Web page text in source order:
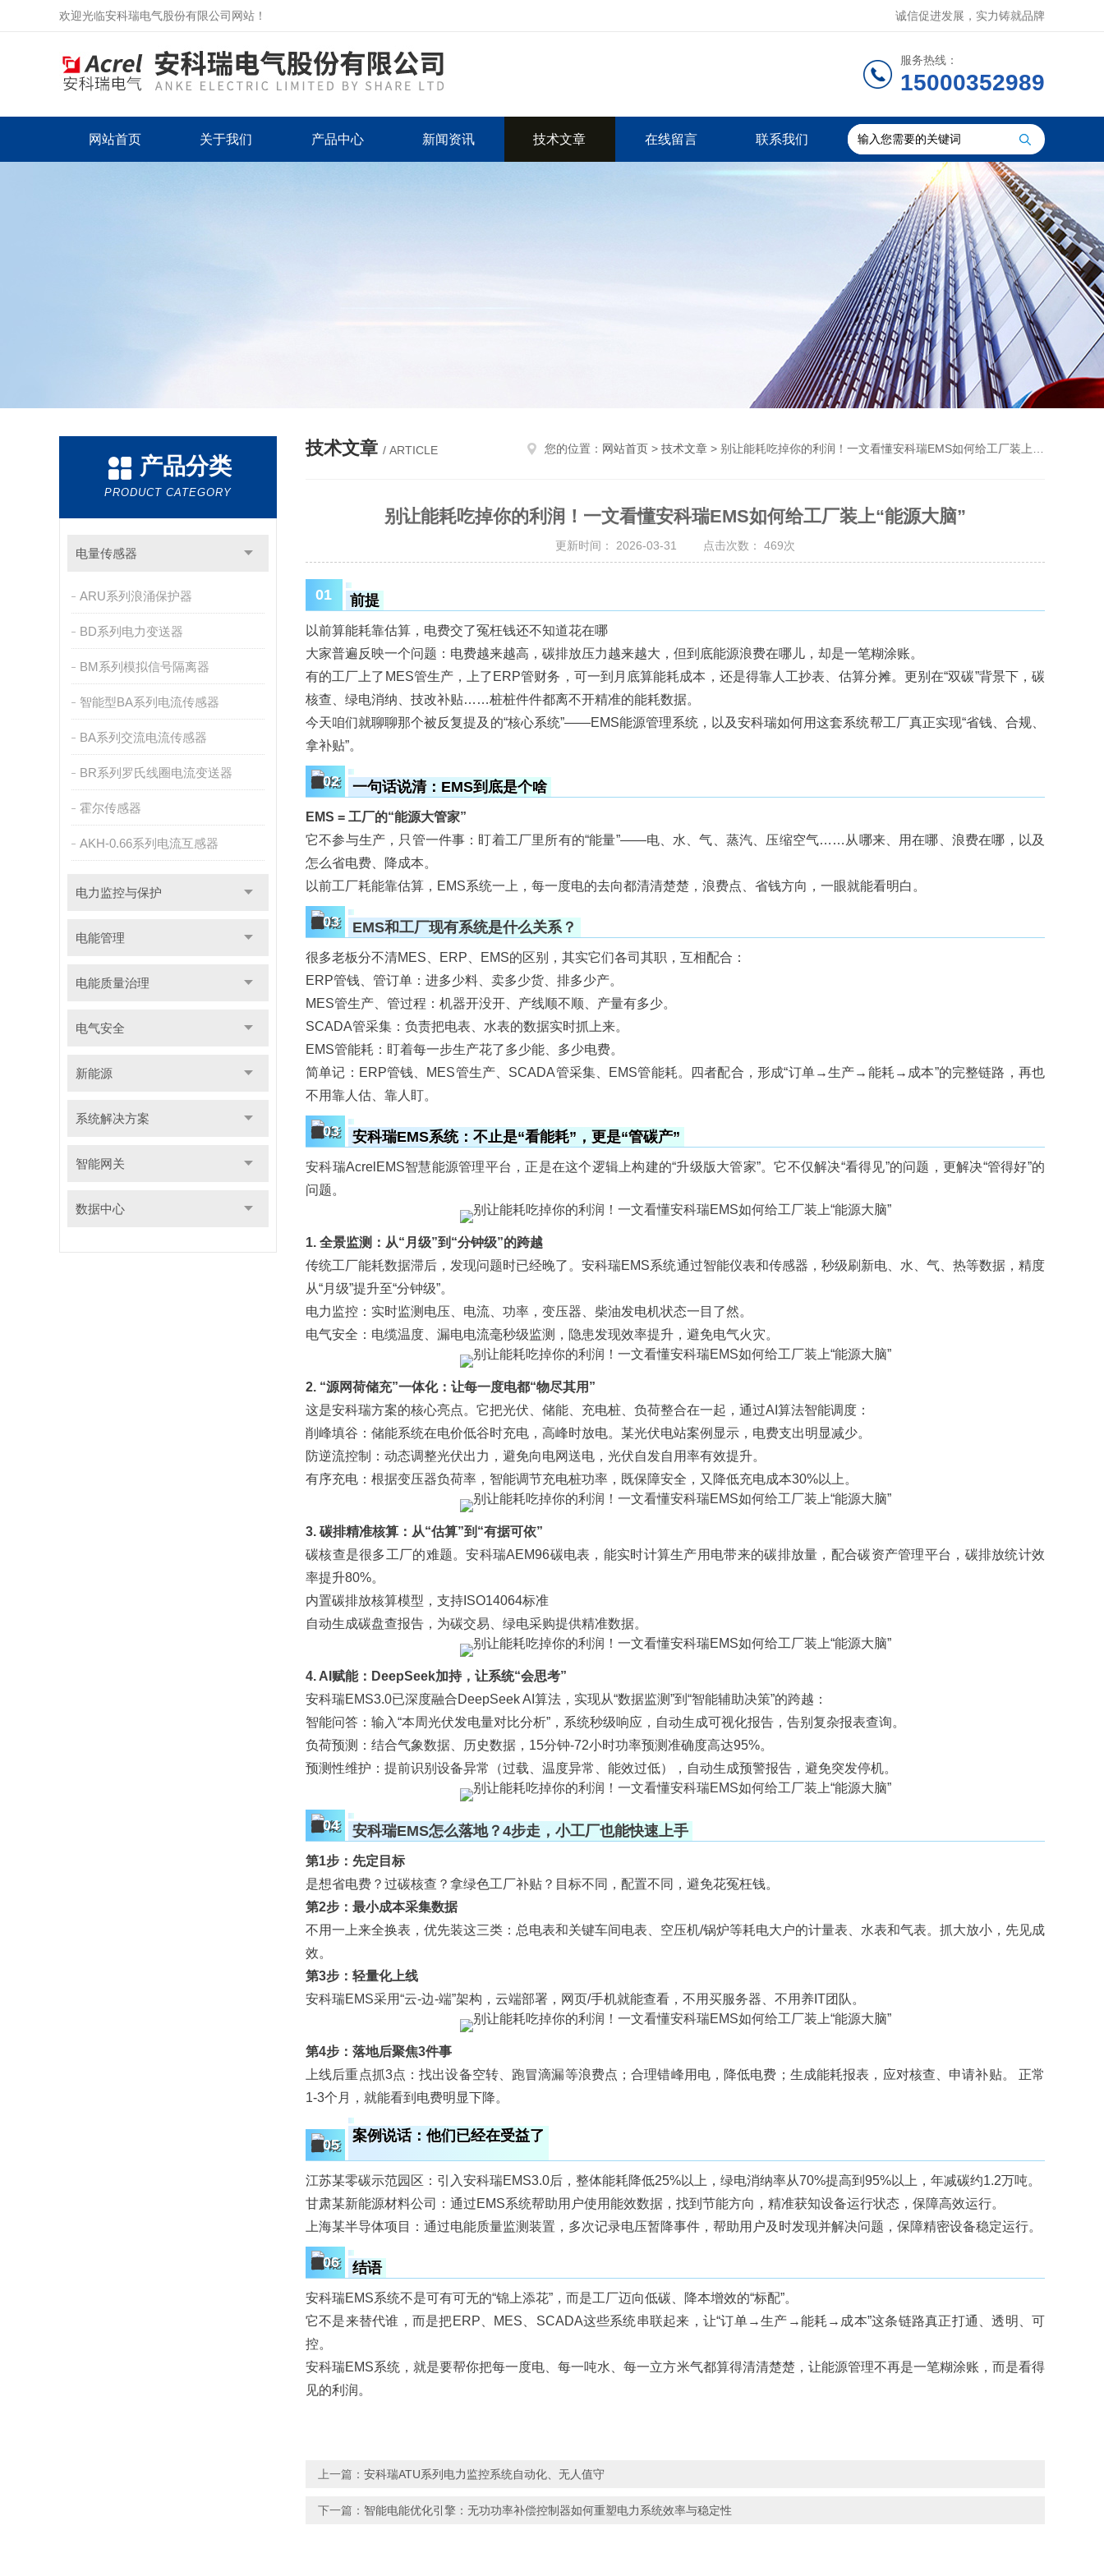
欢迎光临安科瑞电气股份有限公司网站！ 诚信促进发展，实力铸就品牌
服务热线：
15000352989
网站首页 关于我们 产品中心 新闻资讯 技术文章 在线留言 联系我们
产品分类
PRODUCT CATEGORY
电量传感器
ARU系列浪涌保护器
BD系列电力变送器
BM系列模拟信号隔离器
智能型BA系列电流传感器
BA系列交流电流传感器
BR系列罗氏线圈电流变送器
霍尔传感器
AKH-0.66系列电流互感器
电力监控与保护
电能管理
电能质量治理
电气安全
新能源
系统解决方案
智能网关
数据中心
技术文章 / ARTICLE 您的位置： 网站首页 > 技术文章 > 别让能耗吃掉你的利润！一文看懂安科瑞EMS如何给工厂装上“能源大脑”
别让能耗吃掉你的利润！一文看懂安科瑞EMS如何给工厂装上“能源大脑”
更新时间： 2026-03-31 点击次数： 469次
01 前提
以前算能耗靠估算，电费交了冤枉钱还不知道花在哪
大家普遍反映一个问题：电费越来越高，碳排放压力越来越大，但到底能源浪费在哪儿，却是一笔糊涂账。
有的工厂上了MES管生产，上了ERP管财务，可一到月底算能耗成本，还是得靠人工抄表、估算分摊。更别在“双碳”背景下， 碳
核查 、绿电消纳、技改补贴……桩桩件件都离不开精准的能耗数据。
今天咱们就聊聊那个被反复提及的“核心系统”——EMS能源管理系统，以及安科瑞如何用这套系统帮工厂真正实现“省钱、合规、
拿补贴”。
02 一句话说清：EMS到底是个啥
EMS = 工厂的“能源大管家”
它不参与生产，只管一件事：盯着工厂里所有的“能量”——电、水、气、蒸汽、压缩空气……从哪来、用在哪、浪费在哪，以及
怎么省电费、降成本。
以前工厂耗能靠估算，EMS系统一上，每一度电的去向都清清楚楚，浪费点、省钱方向，一眼就能看明白。
03 EMS和工厂现有系统是什么关系？
很多老板分不清MES、ERP、EMS的区别，其实它们各司其职，互相配合：
ERP管钱、管订单：进多少料、卖多少货、排多少产。
MES管生产、管过程：机器开没开、产线顺不顺、产量有多少。
SCADA管采集：负责把电表、水表的数据实时抓上来。
EMS管能耗：盯着每一步生产花了多少能、多少电费。
简单记：ERP管钱、MES管生产、SCADA管采集、EMS管能耗。四者配合，形成“订单→生产→能耗→成本”的完整链路，再也
不用靠人估、靠人盯。
03 安科瑞EMS系统：不止是“看能耗”，更是“管碳产”
安科瑞AcrelEMS智慧能源管理平台，正是在这个逻辑上构建的“升级版大管家”。它不仅解决“看得见”的问题，更解决“管得好”的
问题。
1. 全景监测：从“月级”到“分钟级”的跨越
传统工厂能耗数据滞后，发现问题时已经晚了。安科瑞EMS系统通过智能仪表和传感器，秒级刷新电、水、气、热等数据，精度
从“月级”提升至“分钟级”。
电力监控：实时监测电压、电流、功率，变压器、柴油发电机状态一目了然。
电气安全：电缆温度、漏电电流毫秒级监测，隐患发现效率提升，避免电气火灾。
2. “源网荷储充”一体化：让每一度电都“物尽其用”
这是安科瑞方案的核心亮点。它把光伏、储能、充电桩、负荷整合在一起，通过AI算法智能调度：
削峰填谷：储能系统在电价低谷时充电，高峰时放电。某光伏电站案例显示，电费支出明显减少。
防逆流控制
：动态调整光伏出力，避免向电网送电，光伏自发自用率有效提升。
有序充电：根据变压器负荷率，智能调节充电桩功率，既保障安全，又降低充电成本30%以上。
3. 碳排精准核算：从“估算”到“有据可依”
碳核查是很多工厂的难题。安科瑞AEM96碳电表，能实时计算生产用电带来的碳排放量 ，配合碳资产管理平台，碳排放统计效
率提升80%。
内置碳排放核算模型 ，支持ISO14064标准
自动生成碳盘查报告，为碳交易、绿电采购提供精准数据。
4. AI赋能：DeepSeek加持，让系统“会思考”
安科瑞EMS3.0已深度融合DeepSeek AI算法，实现从“数据监测”到“智能辅助决策”的跨越：
智能问答：输入“本周光伏发电量对比分析”，系统秒级响应，自动生成可视化报告，告别复杂报表查询。
负荷预测：结合气象数据、历史数据，15分钟-72小时功率预测准确度高达95%。
预测性维护：提前识别设备异常（过载、温度异常、能效过低），自动生成预警报告，避免突发停机。
04 安科瑞EMS怎么落地？4步走，小工厂也能快速上手
第1步：先定目标
是想省电费？过碳核查？拿绿色工厂补贴？目标不同，配置不同，避免花冤枉钱。
第2步：最小成本采集数据
不用一上来全换表，优先装这三类：总电表和关键车间电表、空压机/锅炉等耗电大户的计量表、水表和气表。抓大放小，先见成
效。
第3步：轻量化上线
安科瑞EMS采用“云-边-端”架构，云端部署，网页/手机就能查看，不用买服务器、不用养IT团队。
第4步：落地后聚焦3件事
上线后重点抓3点：找出设备空转、跑冒滴漏等浪费点；合理错峰用电，降低电费；生成能耗报表，应对核查、申请补贴。 正常
1-3个月，就能看到电费明显下降。
05
案例说话：他们已经在受益了
江苏某零碳示范园区：引入安科瑞EMS3.0后，整体能耗降低25%以上，绿电消纳率从70%提高到95%以上，年减碳约1.2万吨。
甘肃某新能源材料公司：通过EMS系统帮助用户使用能效数据，找到节能方向，精准获知设备运行状态，保障高效运行。
上海某半导体项目：通过电能质量监测装置，多次记录电压暂降事件，帮助用户及时发现并解决问题，保障精密设备稳定运行。
06 结语
安科瑞EMS系统不是可有可无的“锦上添花”，而是工厂迈向低碳、降本增效的“标配”。
它不是来替代谁，而是把ERP、MES、SCADA这些系统串联起来，让“订单→生产→能耗→成本”这条链路真正打通、透明、可
控。
安科瑞EMS系统，就是要帮你把每一度电、每一吨水、每一立方米气都算得清清楚楚，让能源管理不再是一笔糊涂账，而是看得
见的利润。
上一篇： 安科瑞ATU系列电力监控系统自动化、无人值守
下一篇： 智能电能优化引擎：无功功率补偿控制器如何重塑电力系统效率与稳定性